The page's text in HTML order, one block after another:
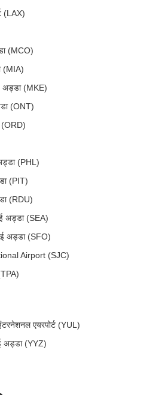
(LAX)
(MCO)
(MIA)
अड्डा (MKE)
(ONT)
(ORD)
अड्डा (PHL)
(PIT)
(RDU)
अड्डा (SEA)
अड्डा (SFO)
Airport (SJC)
एयरपोर्ट (YUL)
अड्डा (YYZ)